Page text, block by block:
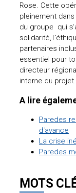
Rose. Cette
pleinement dans
du groupe qui
solidarité,
partenaires
essentiel pour
directeur
interne du projet.
A lire
Paredes
d'avance
La crise
Paredes
MOTS